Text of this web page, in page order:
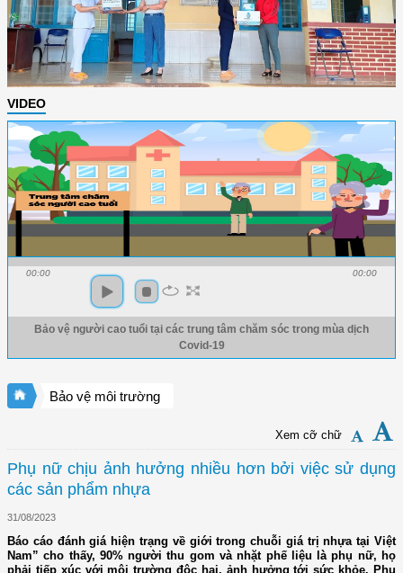
VIDEO
00:00 00:00
Bảo vệ người cao tuổi tại các trung tâm chăm sóc trong mùa dịch
Covid-19
Bảo vệ môi trường
Xem cỡ chữ
Phụ nữ chịu ảnh hưởng nhiều hơn bởi việc sử dụng
các sản phẩm nhựa
31/08/2023
Báo cáo đánh giá hiện trạng về giới trong chuỗi giá trị nhựa tại Việt
Nam” cho thấy, 90% người thu gom và nhặt phế liệu là phụ nữ, họ
phải tiếp xúc với môi trường độc hại, ảnh hưởng tới sức khỏe. Phụ